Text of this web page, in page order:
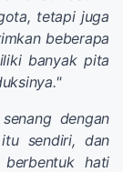
tetapi juga
beberapa
banyak pita
dengan
sendiri, dan
hati